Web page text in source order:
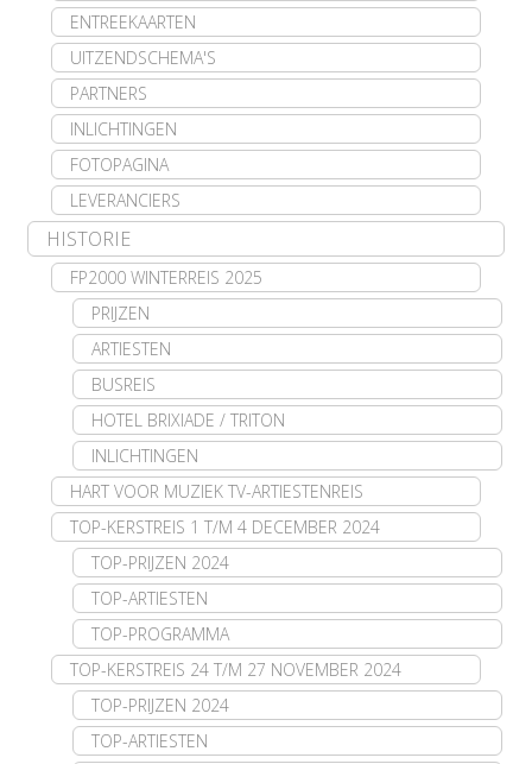
ENTREEKAARTEN
UITZENDSCHEMA'S
PARTNERS
INLICHTINGEN
FOTOPAGINA
LEVERANCIERS
HISTORIE
FP2000 WINTERREIS 2025
PRIJZEN
ARTIESTEN
BUSREIS
HOTEL BRIXIADE / TRITON
INLICHTINGEN
HART VOOR MUZIEK TV-ARTIESTENREIS
TOP-KERSTREIS 1 T/M 4 DECEMBER 2024
TOP-PRIJZEN 2024
TOP-ARTIESTEN
TOP-PROGRAMMA
TOP-KERSTREIS 24 T/M 27 NOVEMBER 2024
TOP-PRIJZEN 2024
TOP-ARTIESTEN